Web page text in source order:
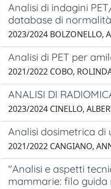
Analisi di indagini
database di
2023/2024 BOLZONELLO,
Analisi di PET per
2021/2022 COBO,
ANALISI DI
2023/2024 CINELLO,
Analisi dosimetrica di
2021/2022 CANGIANO,
"Analisi e aspetti
mammarie: filo guida